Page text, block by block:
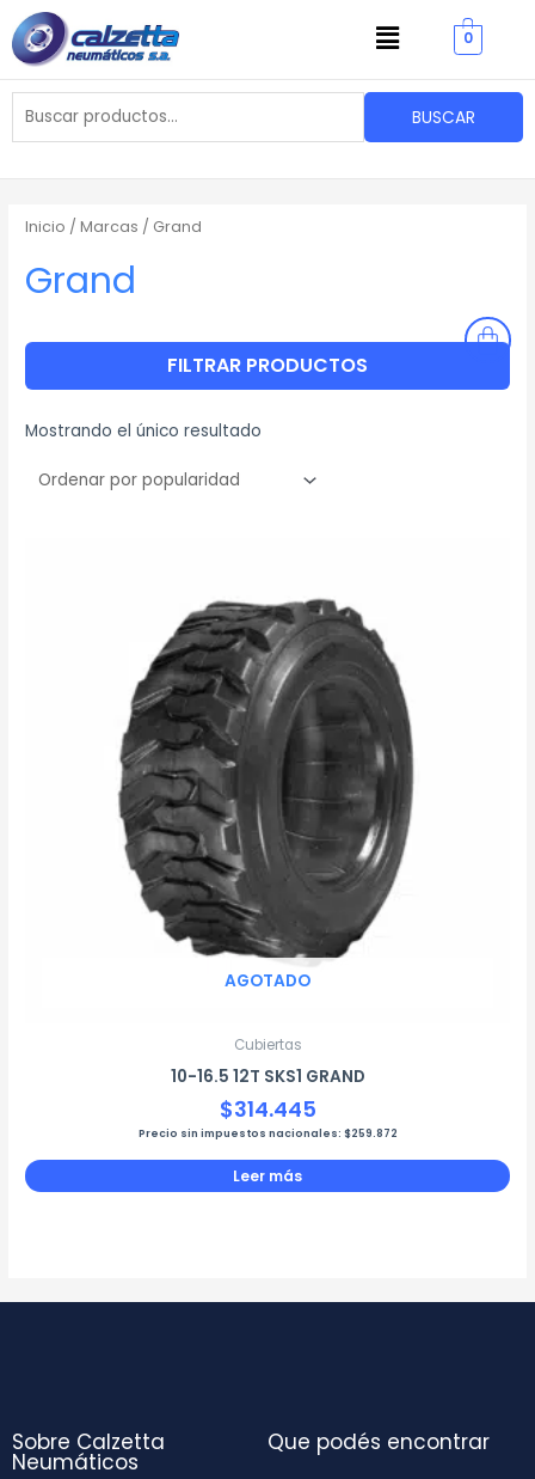
al
contenido
Menu 0
Buscar
por:
BUSCAR
Inicio / Marcas / Grand
Grand
FILTRAR PRODUCTOS
Mostrando el único resultado
AGOTADO
Cubiertas
10-16.5 12T SKS1 GRAND
$314.445
Precio sin impuestos nacionales: $259.872
Leer más
Sobre Calzetta
Neumáticos
Que podés encontrar